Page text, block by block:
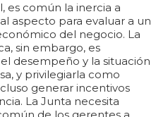
es común la inercia a
aspecto para evaluar a un
del negocio. La
sin embargo, es
desempeño y la situación
y privilegiarla como
generar incentivos
La Junta necesita